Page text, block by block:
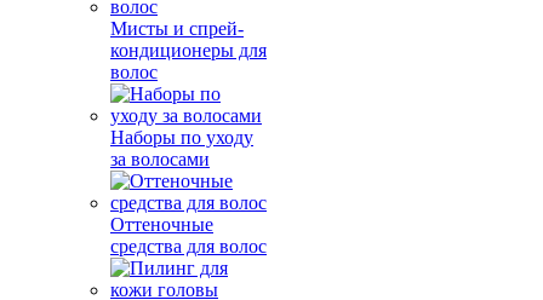
Мисты и спрей-
кондиционеры для
волос
Наборы по уходу
за волосами
Оттеночные
средства для волос